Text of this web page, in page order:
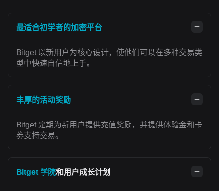
最适合初学者的加密平台
Bitget 以新用户为核心设计，使他们可以在多种交易类
型中快速自信地上手。
丰厚的活动奖励
Bitget 定期为新用户提供充值奖励，并提供体验金和卡
券支持交易。
Bitget 学院和用户成长计划